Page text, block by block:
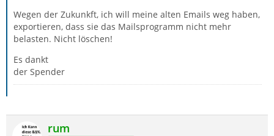
Wegen der Zukunkft, ich will meine alten Emails weg haben,
exportieren, dass sie das Mailsprogramm nicht mehr
belasten. Nicht löschen!
Es dankt
der Spender
rum